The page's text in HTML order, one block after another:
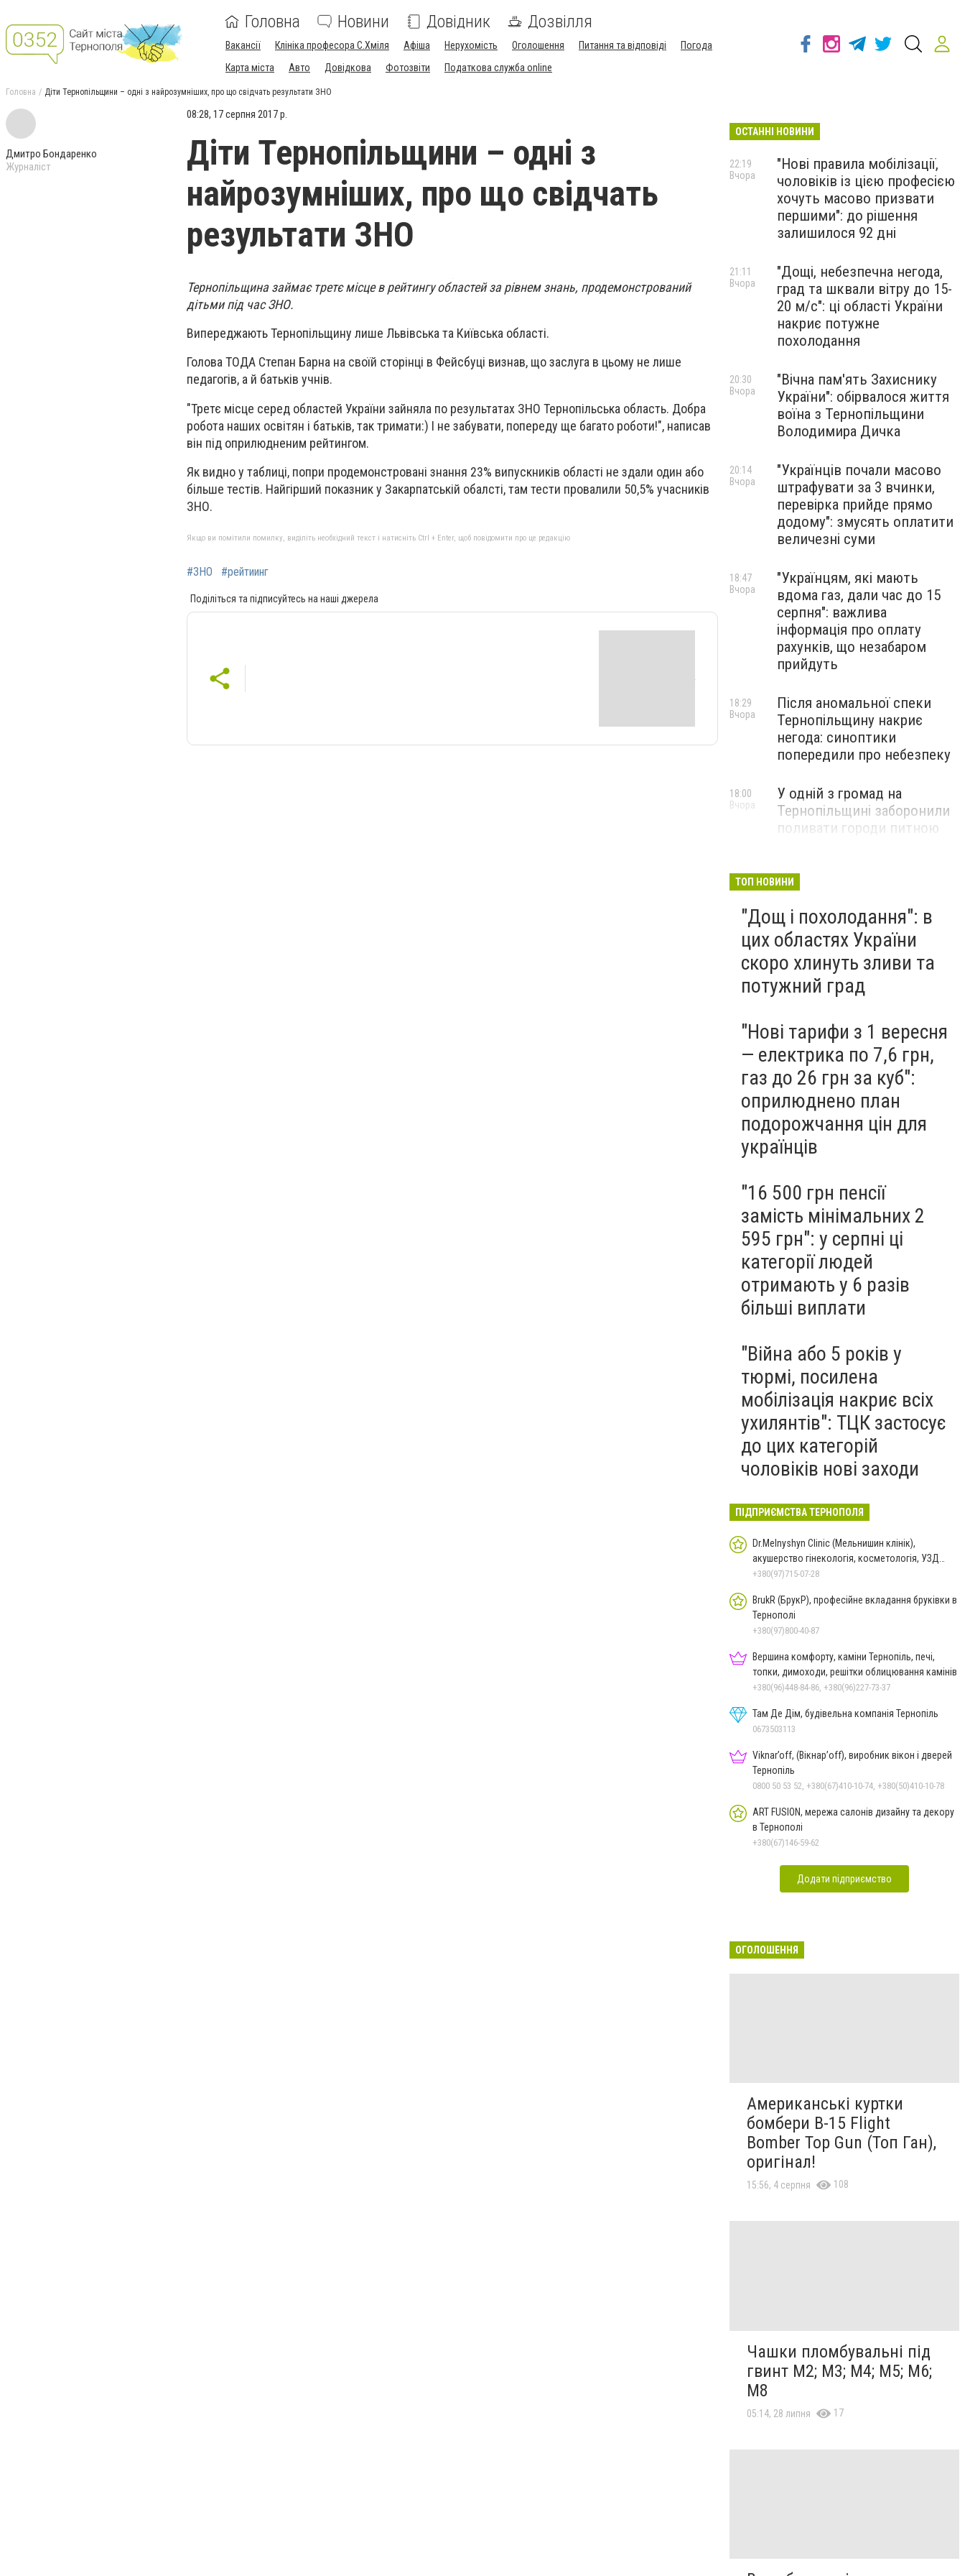
Головна Новини Довідник Дозвілля
Вакансії Клініка професора С.Хміля Афіша Нерухомість Оголошення Питання та відповіді
Погода
Карта міста
Авто Довідкова Фотозвіти Податкова служба online
Головна Діти Тернопільщини – одні з найрозумніших, про що свідчать результати ЗНО
Дмитро Бондаренко
Журналіст
08:28, 17 серпня 2017 р.
Діти Тернопільщини – одні з
найрозумніших, про що свідчать
результати ЗНО
Тернопільщина займає третє місце в рейтингу областей за рівнем знань, продемонстрований
дітьми під час ЗНО.
Випереджають Тернопільщину лише Львівська та Київська області.
Голова ТОДА Степан Барна на своїй сторінці в Фейсбуці визнав, що заслуга в цьому не лише
педагогів, а й батьків учнів.
"Третє місце серед областей України зайняла по результатах ЗНО Тернопільська область. Добра
робота наших освітян і батьків, так тримати:) І не забувати, попереду ще багато роботи!", написав
він під оприлюдненим рейтингом.
Як видно у таблиці, попри продемонстровані знання 23% випускників області не здали один або
більше тестів. Найгірший показник у Закарпатській обалсті, там тести провалили 50,5% учасників
ЗНО.
Якщо ви помітили помилку, виділіть необхідний текст і натисніть Ctrl + Enter, щоб повідомити про це редакцію
#ЗНО #рейтиинг
Поділіться та підписуйтесь на наші джерела
ОСТАННІ НОВИНИ
"Нові правила мобілізації,
чоловіків із цією професією
хочуть масово призвати
першими": до рішення
залишилося 92 дні
22:19
Вчора
"Дощі, небезпечна негода,
град та шквали вітру до 15-
20 м/с": ці області України
накриє потужне
похолодання
21:11
Вчора
"Вічна пам'ять Захиснику
України": обірвалося життя
воїна з Тернопільщини
Володимира Дичка
20:30
Вчора
"Українців почали масово
штрафувати за 3 вчинки,
перевірка прийде прямо
додому": змусять оплатити
величезні суми
20:14
Вчора
"Українцям, які мають
вдома газ, дали час до 15
серпня": важлива
інформація про оплату
рахунків, що незабаром
прийдуть
18:47
Вчора
Після аномальної спеки
Тернопільщину накриє
негода: синоптики
попередили про небезпеку
18:29
Вчора
У одній з громад на
Тернопільщині заборонили
поливати городи питною
18:00
Вчора
миті: на Тернопільщині
знешкодили боєприпас
Вчора
ТОП НОВИНИ
"Дощ і похолодання": в
цих областях України
скоро хлинуть зливи та
потужний град
"Нові тарифи з 1 вересня
— електрика по 7,6 грн,
газ до 26 грн за куб":
оприлюднено план
подорожчання цін для
українців
"16 500 грн пенсії
замість мінімальних 2
595 грн": у серпні ці
категорії людей
отримають у 6 разів
більші виплати
"Війна або 5 років у
тюрмі, посилена
мобілізація накриє всіх
ухилянтів": ТЦК застосує
до цих категорій
чоловіків нові заходи
ПІДПРИЄМСТВА ТЕРНОПОЛЯ
Dr.Melnyshyn Clinic (Мельнишин клінік),
акушерство гінекологія, косметологія, УЗД
Теребовля
+380(97)715-07-28
BrukR (БрукР), професійне вкладання бруківки в
Тернополі
+380(97)800-40-87
Вершина комфорту, каміни Тернопіль, печі,
топки, димоходи, решітки облицювання камінів
+380(96)448-84-86, +380(96)227-73-37
Там Де Дім, будівельна компанія Тернопіль
0673503113
Viknar’off, (Вікнар’off), виробник вікон і дверей
Тернопіль
0800 50 53 52, +380(67)410-10-74, +380(50)410-10-78
ART FUSION, мережа салонів дизайну та декору
в Тернополі
+380(67)146-59-62
Додати підприємство
ОГОЛОШЕННЯ
Американські куртки
бомбери B-15 Flight
Bomber Top Gun (Топ Ган),
оригінал!
15:56, 4 серпня 108
Чашки пломбувальні під
гвинт М2; М3; М4; М5; М6;
М8
05:14, 28 липня 17